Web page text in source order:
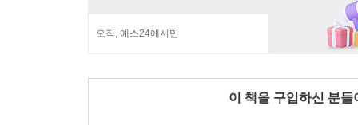
오직, 예스24에서만
이 책을 구입하신 분